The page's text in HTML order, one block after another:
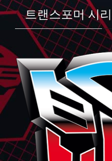
트랜스포머 시